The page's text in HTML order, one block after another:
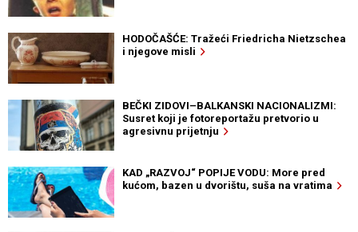
HODOČAŠĆE: Tražeći Friedricha Nietzschea
i njegove misli
BEČKI ZIDOVI–BALKANSKI NACIONALIZMI:
Susret koji je fotoreportažu pretvorio u
agresivnu prijetnju
KAD „RAZVOJ“ POPIJE VODU: More pred
kućom, bazen u dvorištu, suša na vratima